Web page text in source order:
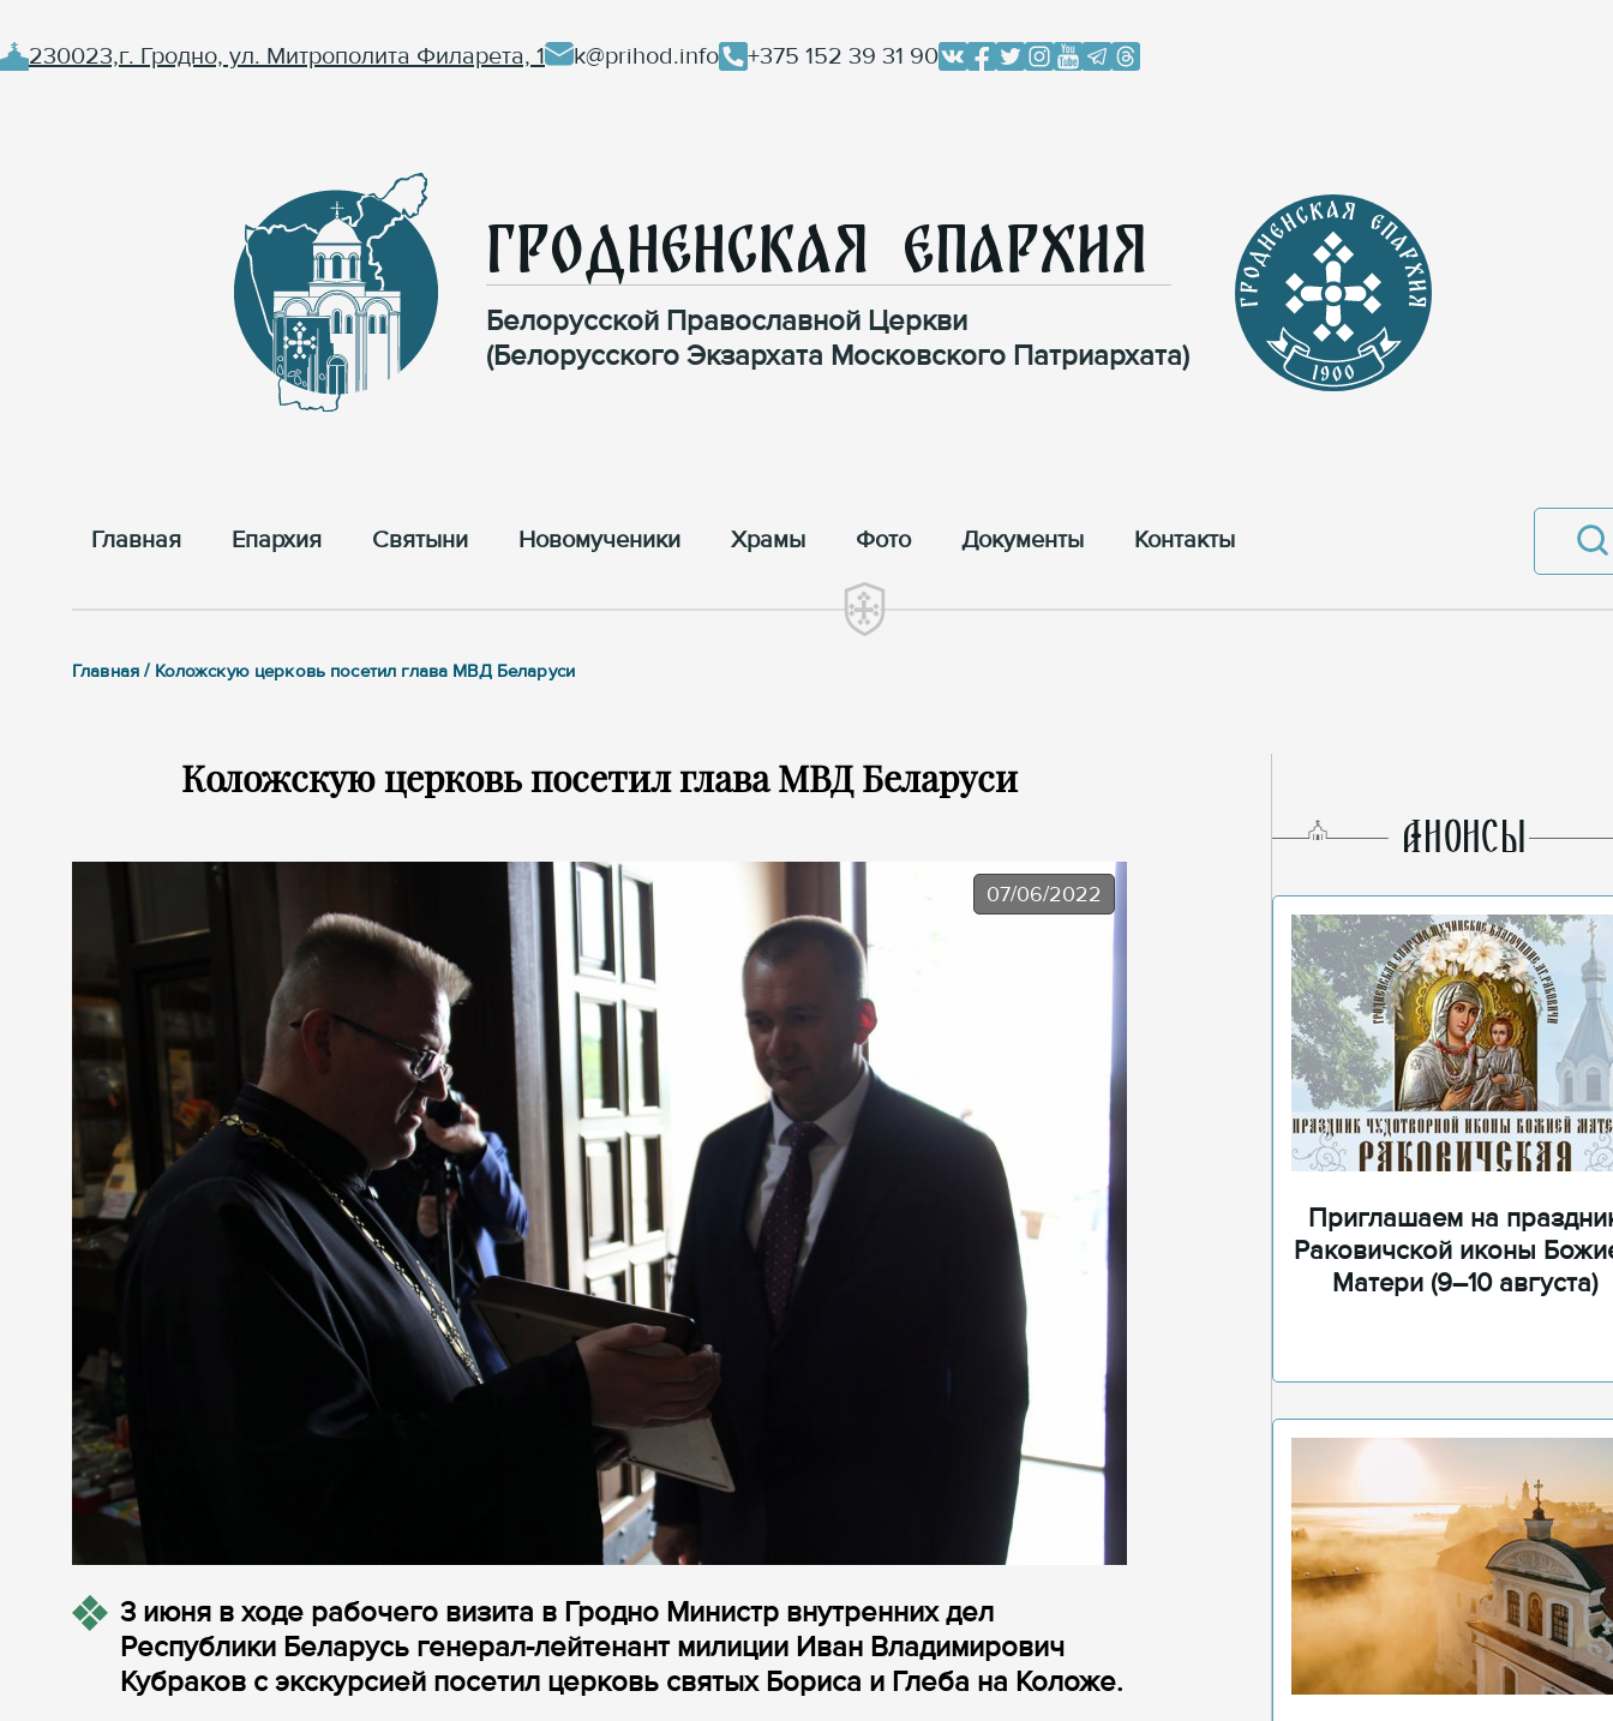
230023,г. Гродно, ул. Митрополита Филарета, 1 k@prihod.info +375 152 39 31 90
Гродненская Епархия
Белорусской Православной Церкви
(Белорусского Экзархата Московского Патриархата)
Главная Епархия Cвятыни Новомученики Храмы Фото Документы Контакты
Главная / Коложскую церковь посетил глава МВД Беларуси
Коложскую церковь посетил глава МВД Беларуси
07/06/2022
3 июня в ходе рабочего визита в Гродно Министр внутренних дел
Республики Беларусь генерал-лейтенант милиции Иван Владимирович
Кубраков с экскурсией посетил церковь святых Бориса и Глеба на Коложе.
AНОНСЫ
Приглашаем на
Раковичской иконы
Матери (9–10 августа)